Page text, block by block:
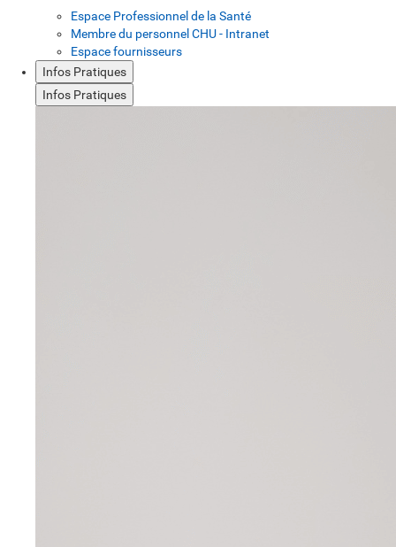
Espace Professionnel de la Santé
Membre du personnel CHU - Intranet
Espace fournisseurs
Infos Pratiques
Infos Pratiques